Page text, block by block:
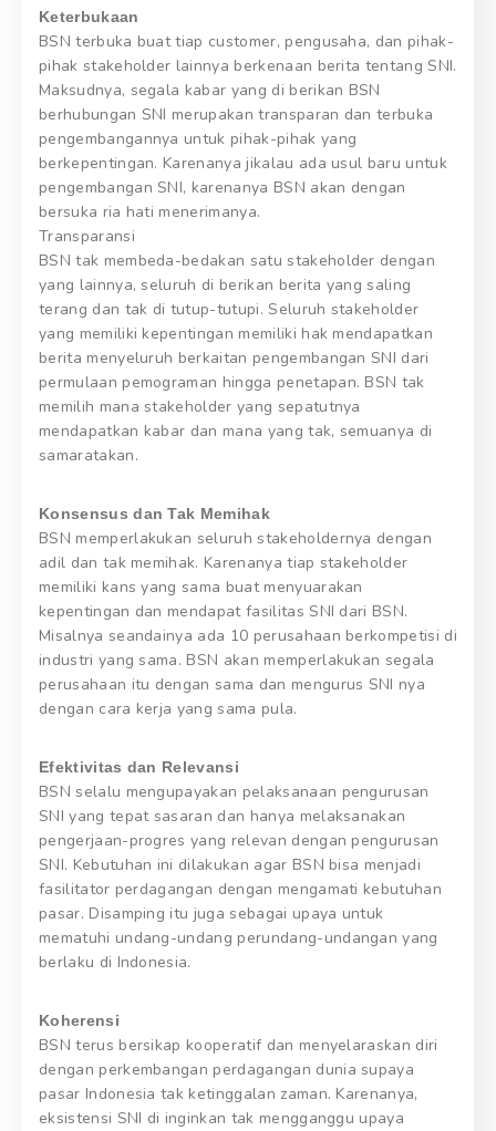
Keterbukaan
BSN terbuka buat tiap customer, pengusaha, dan pihak-
pihak stakeholder lainnya berkenaan berita tentang SNI.
Maksudnya, segala kabar yang di berikan BSN
berhubungan SNI merupakan transparan dan terbuka
pengembangannya untuk pihak-pihak yang
berkepentingan. Karenanya jikalau ada usul baru untuk
pengembangan SNI, karenanya BSN akan dengan
bersuka ria hati menerimanya.
Transparansi
BSN tak membeda-bedakan satu stakeholder dengan
yang lainnya, seluruh di berikan berita yang saling
terang dan tak di tutup-tutupi. Seluruh stakeholder
yang memiliki kepentingan memiliki hak mendapatkan
berita menyeluruh berkaitan pengembangan SNI dari
permulaan pemograman hingga penetapan. BSN tak
memilih mana stakeholder yang sepatutnya
mendapatkan kabar dan mana yang tak, semuanya di
samaratakan.
Konsensus dan Tak Memihak
BSN memperlakukan seluruh stakeholdernya dengan
adil dan tak memihak. Karenanya tiap stakeholder
memiliki kans yang sama buat menyuarakan
kepentingan dan mendapat fasilitas SNI dari BSN.
Misalnya seandainya ada 10 perusahaan berkompetisi di
industri yang sama. BSN akan memperlakukan segala
perusahaan itu dengan sama dan mengurus SNI nya
dengan cara kerja yang sama pula.
Efektivitas dan Relevansi
BSN selalu mengupayakan pelaksanaan pengurusan
SNI yang tepat sasaran dan hanya melaksanakan
pengerjaan-progres yang relevan dengan pengurusan
SNI. Kebutuhan ini dilakukan agar BSN bisa menjadi
fasilitator perdagangan dengan mengamati kebutuhan
pasar. Disamping itu juga sebagai upaya untuk
mematuhi undang-undang perundang-undangan yang
berlaku di Indonesia.
Koherensi
BSN terus bersikap kooperatif dan menyelaraskan diri
dengan perkembangan perdagangan dunia supaya
pasar Indonesia tak ketinggalan zaman. Karenanya,
eksistensi SNI di inginkan tak mengganggu upaya